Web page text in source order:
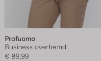
Profuomo
Business overhemd
€ 89,99